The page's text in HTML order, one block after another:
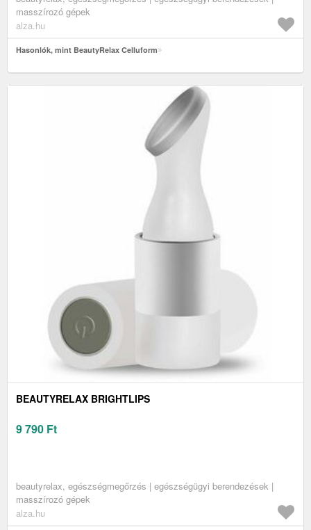
masszírozó gépek
alza.hu
Hasonlók, mint BeautyRelax Celluform
BEAUTYRELAX BRIGHTLIPS
9 790 Ft
beautyrelax, egészségmegőrzés | egészségügyi berendezések |
masszírozó gépek
alza.hu